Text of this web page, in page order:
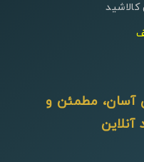
کالاشید
آسان، مطمئن و